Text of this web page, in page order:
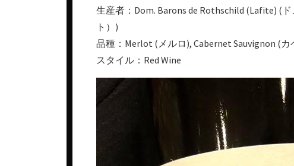
生産者：Dom. Barons de Rothschild (Lafite) (
ト）)
品種：Merlot (メルロ), Cabernet Sauvignon (
スタイル：Red Wine